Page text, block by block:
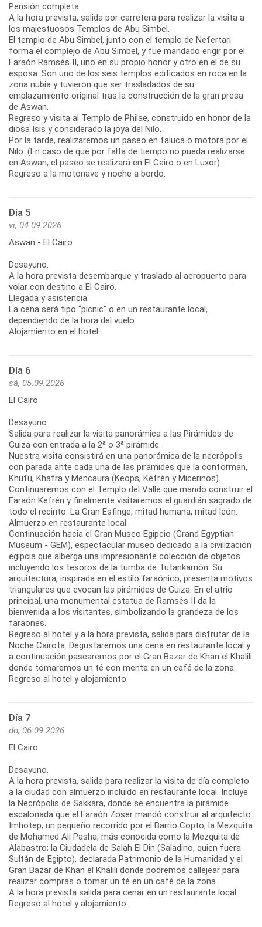
Pensión completa.
A la hora prevista, salida por carretera para realizar la visita a
los majestuosos Templos de Abu Simbel.
El templo de Abu Simbel, junto con el templo de Nefertari
forma el complejo de Abu Simbel, y fue mandado erigir por el
Faraón Ramsés II, uno en su propio honor y otro en el de su
esposa. Son uno de los seis templos edificados en roca en la
zona nubia y tuvieron que ser trasladados de su
emplazamiento original tras la construcción de la gran presa
de Aswan.
Regreso y visita al Templo de Philae, construido en honor de la
diosa Isis y considerado la joya del Nilo.
Por la tarde, realizaremos un paseo en faluca o motora por el
Nilo. (En caso de que por falta de tiempo no pueda realizarse
en Aswan, el paseo se realizará en El Cairo o en Luxor).
Regreso a la motonave y noche a bordo.
Día 5
vi, 04.09.2026
Aswan - El Cairo
Desayuno.
A la hora prevista desembarque y traslado al aeropuerto para
volar con destino a El Cairo.
Llegada y asistencia.
La cena será tipo “picnic” o en un restaurante local,
dependiendo de la hora del vuelo.
Alojamiento en el hotel.
Día 6
sá, 05.09.2026
El Cairo
Desayuno.
Salida para realizar la visita panorámica a las Pirámides de
Guiza con entrada a la 2ª o 3ª pirámide.
Nuestra visita consistirá en una panorámica de la necrópolis
con parada ante cada una de las pirámides que la conforman,
Khufu, Khafra y Mencaura (Keops, Kefrén y Micerinos).
Continuaremos con el Templo del Valle que mandó construir el
Faraón Kefrén y finalmente visitaremos el guardián sagrado de
todo el recinto: La Gran Esfinge, mitad humana, mitad león.
Almuerzo en restaurante local.
Continuación hacia el Gran Museo Egipcio (Grand Egyptian
Museum - GEM), espectacular museo dedicado a la civilización
egipcia que alberga una impresionante colección de objetos
incluyendo los tesoros de la tumba de Tutankamón. Su
arquitectura, inspirada en el estilo faraónico, presenta motivos
triangulares que evocan las pirámides de Guiza. En el atrio
principal, una monumental estatua de Ramsés II da la
bienvenida a los visitantes, simbolizando la grandeza de los
faraones.
Regreso al hotel y a la hora prevista, salida para disfrutar de la
Noche Cairota. Degustaremos una cena en restaurante local y
a continuación pasearemos por el Gran Bazar de Khan el Khalili
donde tomaremos un té con menta en un café de la zona.
Regreso al hotel y alojamiento.
Día 7
do, 06.09.2026
El Cairo
Desayuno.
A la hora prevista, salida para realizar la visita de día completo
a la ciudad con almuerzo incluido en restaurante local. Incluye
la Necrópolis de Sakkara, donde se encuentra la pirámide
escalonada que el Faraón Zoser mandó construir al arquitecto
Imhotep; un pequeño recorrido por el Barrio Copto; la Mezquita
de Mohamed Ali Pasha, más conocida como la Mezquita de
Alabastro; la Ciudadela de Salah El Din (Saladino, quien fuera
Sultán de Egipto), declarada Patrimonio de la Humanidad y el
Gran Bazar de Khan el Khalili donde podremos callejear para
realizar compras o tomar un té en un café de la zona.
A la hora prevista salida para cenar en un restaurante local.
Regreso al hotel y alojamiento.